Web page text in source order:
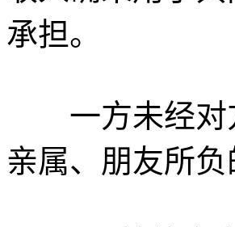
承担。
一方未经对
亲属、朋友所